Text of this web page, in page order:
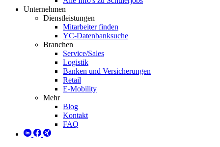
Unternehmen
Dienstleistungen
Mitarbeiter finden
YC-Datenbanksuche
Branchen
Service/Sales
Logistik
Banken und Versicherungen
Retail
E-Mobility
Mehr
Blog
Kontakt
FAQ